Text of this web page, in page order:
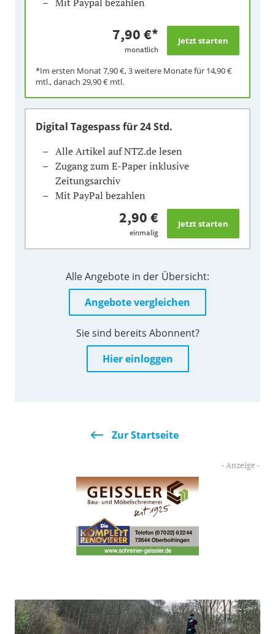
Mit Paypal bezahlen
7,90 €*
monatlich
*Im ersten Monat7,90 €, 3 weitere Monate für 14,90 €
mtl., danach 29,90 € mtl.
Digital Tagespassfür 24 Std.
Alle Artikel auf NTZ.de lesen
Zugang zum E-Paper inklusive
Zeitungsarchiv
Mit PayPal bezahlen
2,90 €
einmalig
Alle Angebote in der Übersicht:
Angebote vergleichen
Sie sind bereits Abonnent?
Hier einloggen
Zur Startseite